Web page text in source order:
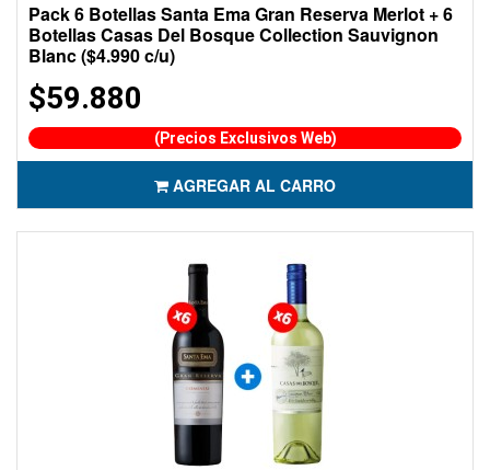
Pack 6 Botellas Santa Ema Gran Reserva Merlot + 6
Botellas Casas Del Bosque Collection Sauvignon
Blanc ($4.990 c/u)
$59.880
(Precios Exclusivos Web)
AGREGAR AL CARRO